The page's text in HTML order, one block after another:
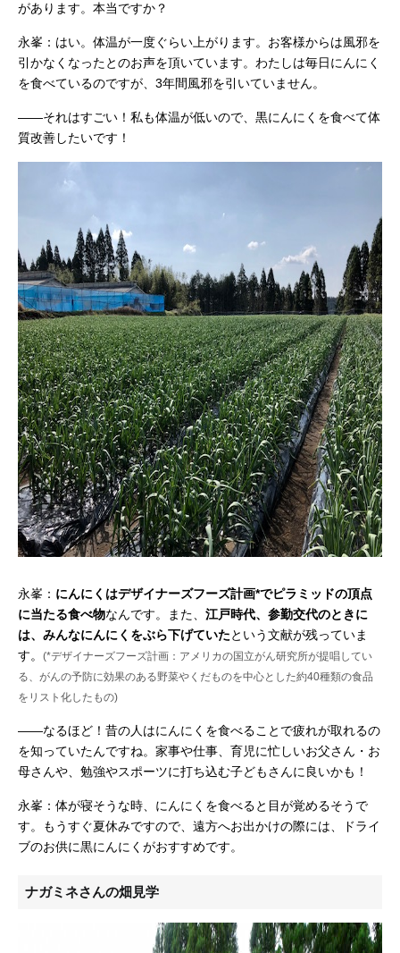
があります。本当ですか？
永峯：はい。体温が一度ぐらい上がります。お客様からは風邪を
引かなくなったとのお声を頂いています。わたしは毎日にんにく
を食べているのですが、3年間風邪を引いていません。
——それはすごい！私も体温が低いので、黒にんにくを食べて体
質改善したいです！
永峯： にんにくはデザイナーズフーズ計画*でピラミッドの頂点
に当たる食べ物なんです。また、 江戸時代、参勤交代のときに
は、みんなにんにくをぶら下げていたという文献が残っていま
す。 (*デザイナーズフーズ計画：アメリカの国立がん研究所が提唱してい
る、がんの予防に効果のある野菜やくだものを中心とした約40種類の食品
をリスト化したもの)
——なるほど！昔の人はにんにくを食べることで疲れが取れるの
を知っていたんですね。家事や仕事、育児に忙しいお父さん・お
母さんや、勉強やスポーツに打ち込む子どもさんに良いかも！
永峯：体が寝そうな時、にんにくを食べると目が覚めるそうで
す。もうすぐ夏休みですので、遠方へお出かけの際には、ドライ
ブのお供に黒にんにくがおすすめです。
ナガミネさんの畑見学